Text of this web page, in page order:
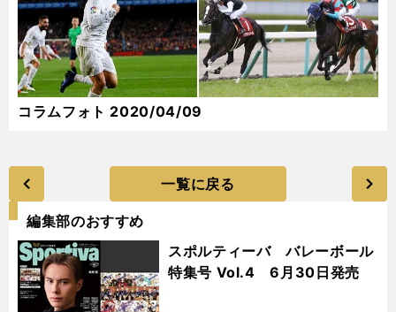
コラムフォト 2020/04/09
一覧に戻る
編集部のおすすめ
スポルティーバ バレーボール
特集号 Vol.4 6月30日発売